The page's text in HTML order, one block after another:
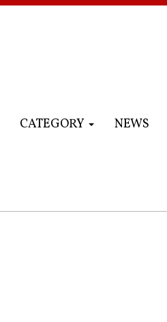
CATEGORY NEWS